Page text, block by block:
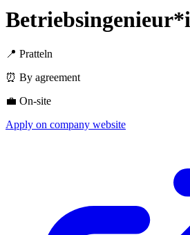
📍 Pratteln
⏰ By agreement
💼 On-site
Apply on company website